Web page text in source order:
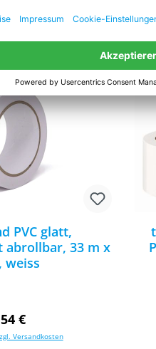
PVC glatt,
abrollbar, 33 m x
weiss
Preis:
€
Versandkosten